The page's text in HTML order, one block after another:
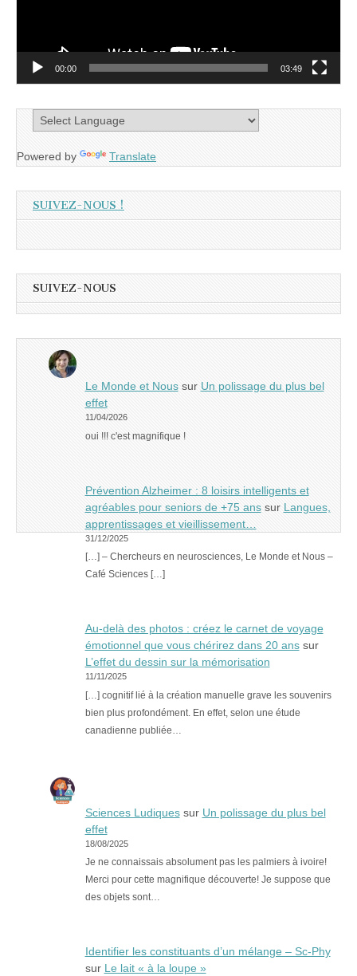
00:00 03:49
Powered by Translate
SUIVEZ-NOUS !
SUIVEZ-NOUS
Le Monde et Noussur Un polissage du plus bel
effet
11/04/2026
oui !!! c'est magnifique !
Prévention Alzheimer : 8 loisirs intelligents et
agréables pour seniors de +75 anssur Langues,
apprentissages et vieillissement…
31/12/2025
[…] – Chercheurs en neurosciences, Le Monde et Nous –
Café Sciences […]
Au-delà des photos : créez le carnet de voyage
émotionnel que vous chérirez dans 20 anssur
L’effet du dessin sur la mémorisation
11/11/2025
[…] cognitif lié à la création manuelle grave les souvenirs
bien plus profondément. En effet, selon une étude
canadienne publiée…
Sciences Ludiquessur Un polissage du plus bel
effet
18/08/2025
Je ne connaissais absolument pas les palmiers à ivoire!
Merci pour cette magnifique découverte! Je suppose que
des objets sont…
Identifier les constituants d’un mélange – Sc-Phy
sur Le lait « à la loupe »